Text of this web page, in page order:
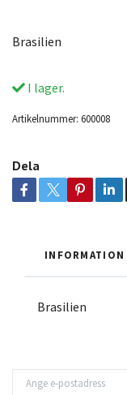
Brasilien
I lager.
Artikelnummer: 600008
Dela
INFORMATION
Brasilien